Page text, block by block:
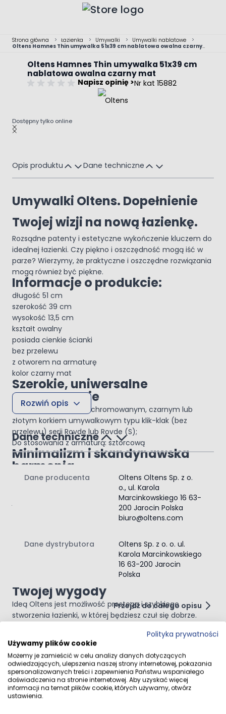
Strona główna > Łazienka > Umywalki > Umywalki nablatowe
>
Oltens Hamnes Thin umywalka 51x39 cm nablatowa owalna czarny
Oltens Hamnes Thin umywalka 51x39 cm
nablatowa owalna czarny mat
Napisz opinię >Nr kat 15882
Dostępny tylko online
Main image
Click to view image in fullscreen
Opis produktu Dane techniczne
Umywalki Oltens. Dopełnienie
Twojej wizji na nową łazienkę.
Rozsądne patenty i estetyczne wykończenie kluczem do
idealnej łazienki. Czy piękno i oszczędność mogą iść w
parze? Wierzymy, że praktyczne i oszczędne rozwiązania
mogą również być piękne.
Informacje o produkcie:
długość 51 cm
szerokość 39 cm
wysokość 13,5 cm
kształt owalny
posiada cienkie ścianki
bez przelewu
z otworem na armaturę
kolor czarny mat
Szerokie, uniwersalne
zastosowanie
Najlepiej połączyć ją z chromowanym, czarnym lub
złotym korkiem umywalkowym typu klik-klak (bez
przelewu) serii Rovde lub Rovde (S);
Do stosowania z armaturą: sztorcową
Minimalizm i skandynawska
harmonia
Umywalka zaprezentuje się szczególnie pięknie
w surowym, loftowym wnętrzu. Zwłaszcza jeśli zestawisz
ją z drewnianym blatem i efektownym lustrem
w stalowej oprawie. Tak zaaranżowana strefa mycia
będzie cieszyła oko przez wiele lat, nie wychodząc nigdy
Hamnes w szlachetnym czarnym kolorze w swojej
łazience, wyróżnisz ją i nadasz niepowtarzalnego
Gotowe rozwiązania dla
Twojej wygody
Ideą Oltens jest możliwość prostego i szybkiego
stworzenia łazienki, w której będziesz czuł się dobrze.
można znaleźć w niej wszystko, co jest potrzebne, od
wanny po mydelniczkę.
Delikatna, minimalistyczna –
taka jest łazienka Oltens
Inspirowana skandynawską harmonią, spokojem miłością
do natury oraz industrialnym stylem.
Rozwiń opis
Dane techniczne
Dane producenta
Oltens Oltens Sp. z o.
o., ul. Karola
Marcinkowskiego 16 63-
200 Jarocin Polska
biuro@oltens.com
Dane dystrybutora
Oltens Sp. z o. o. ul.
Karola Marcinkowskiego
16 63-200 Jarocin
Polska
Przejdź do całego opisu
Opinie klientów
Polityka prywatności
Używamy plików cookie
Możemy je zamieścić w celu analizy danych dotyczących
odwiedzających, ulepszenia naszej strony internetowej, pokazania
spersonalizowanych treści i zapewnienia Państwu wspaniałego
doświadczenia na stronie internetowej. Aby uzyskać więcej
informacji na temat plików cookie, których używamy, otwórz
ustawienia.